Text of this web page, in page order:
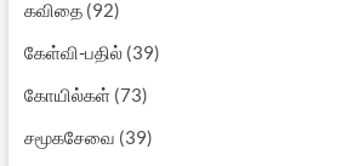
கவிதை(92)
கேள்வி-பதில்(39)
கோயில்கள்(73)
சமூகசேவை (39)